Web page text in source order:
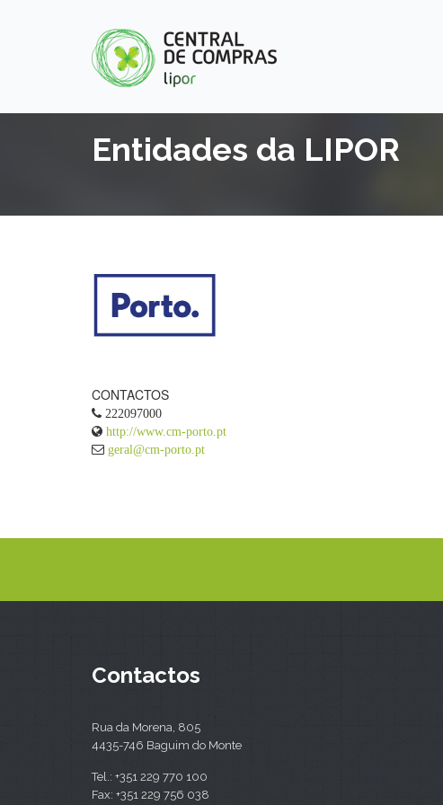
Entidades da LIPOR
CONTACTOS
222097000
http://www.cm-porto.pt
geral@cm-porto.pt
Contactos
Rua da Morena, 805
4435-746 Baguim do Monte
Tel.: +351 229 770 100
Fax: +351 229 756 038